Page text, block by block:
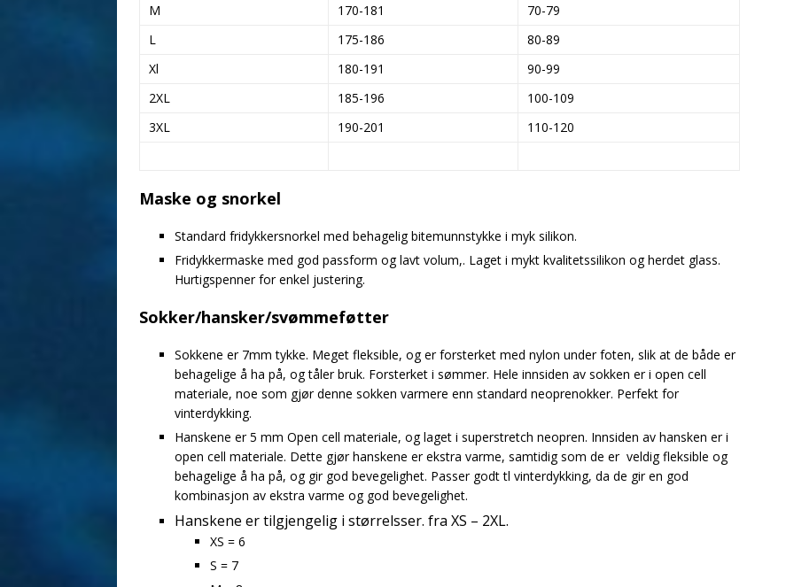
M
170-181
70-79
L
175-186
80-89
Xl
180-191
90-99
2XL
185-196
100-109
3XL
190-201 110-120
Maske og snorkel
Standard fridykkersnorkel med behagelig bitemunnstykke i myk silikon.
Fridykkermaske med god passform og lavt volum,. Laget i mykt kvalitetssilikon og herdet glass.
Hurtigspenner for enkel justering.
Sokker/hansker/svømmeføtter
Sokkene er 7mm tykke. Meget fleksible, og er forsterket med nylon under foten, slik at de både er
behagelige å ha på, og tåler bruk. Forsterket i sømmer. Hele innsiden av sokken er i open cell
materiale, noe som gjør denne sokken varmere enn standard neoprenokker. Perfekt for
vinterdykking.
Hanskene er 5 mm Open cell materiale, og laget i superstretch neopren. Innsiden av hansken er i
open cell materiale. Dette gjør hanskene er ekstra varme, samtidig som de er veldig fleksible og
behagelige å ha på, og gir god bevegelighet. Passer godt tl vinterdykking, da de gir en god
kombinasjon av ekstra varme og god bevegelighet.
Hanskene er tilgjengelig i størrelsser. fra XS – 2XL.
XS = 6
S = 7